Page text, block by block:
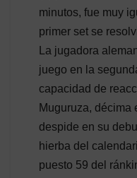
minutos, fue muy
primer set se
La jugadora
juego en la
capacidad de
Muguruza, décima
despide en su
hierba del
puesto 59 del